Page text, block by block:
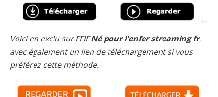
Voici en exclu sur FFIFNé pour l'enfer streaming fr,
avec également un lien de téléchargement si vous
préférez cette méthode.